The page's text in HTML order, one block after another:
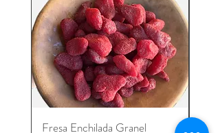
Fresa Enchilada Granel